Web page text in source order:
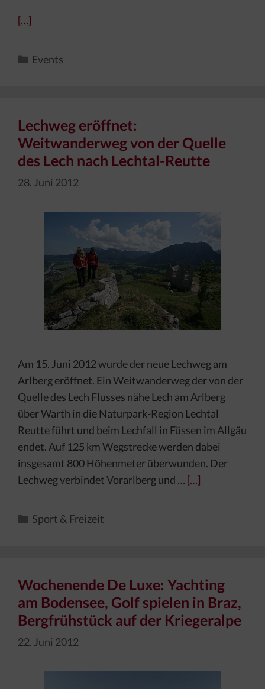
[…]
Kategorien
Events
Lechweg eröffnet:
Weitwanderweg von der Quelle
des Lech nach Lechtal-Reutte
28. Juni 2012
Am 15. Juni 2012 wurde der neue Lechweg am
Arlberg eröffnet. Ein Weitwanderweg der von der
Quelle des Lech Flusses nähe Lech am Arlberg
über Warth in die Naturpark-Region Lechtal
Reutte führt und beim Lechfall in Füssen im Allgäu
endet. Auf 125 km Wegstrecke werden dabei
insgesamt 800 Höhenmeter überwunden. Der
Lechweg verbindet Vorarlberg und … […]
Kategorien
Sport & Freizeit
Wochenende De Luxe: Yachting
am Bodensee, Golf spielen in Braz,
Bergfrühstück auf der Kriegeralpe
22. Juni 2012